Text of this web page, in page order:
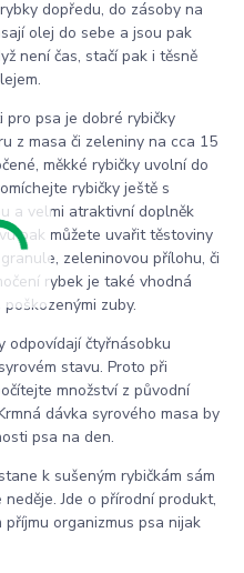
dopředu, do zásoby na
olej do sebe a jsou pak
není čas, stačí pak i těsně
psa je dobré rybičky
z masa či zeleniny na cca 15
měkké rybičky uvolní do
rybičky ještě s
a velmi atraktivní doplněk
pak můžete uvařit těstoviny
zeleninovou přílohu, či
rybek je také vhodná
zuby.
odpovídají čtyřnásobku
stavu. Proto při
množství z původní
dávka syrového masa by
psa na den.
k sušeným rybičkám sám
Jde o přírodní produkt,
organizmus psa nijak